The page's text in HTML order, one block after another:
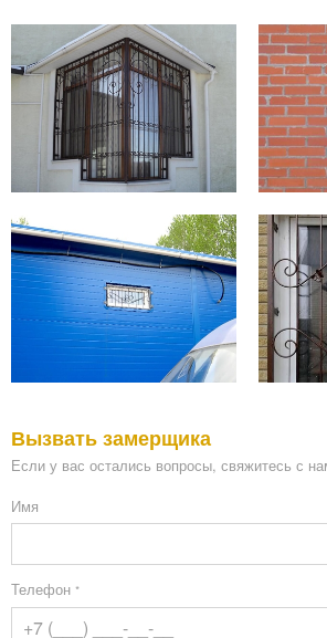
Вызвать замерщика
Если у вас остались вопросы, свяжитесь с
Имя
Телефон *